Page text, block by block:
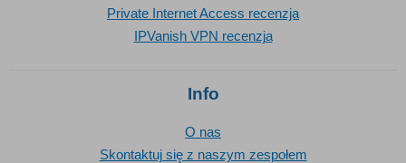
Private Internet Access recenzja
IPVanish VPN recenzja
Info
O nas
Skontaktuj się z naszym zespołem